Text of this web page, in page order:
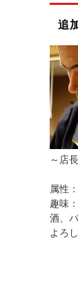
追
～店
属性
趣味
酒、
よろ